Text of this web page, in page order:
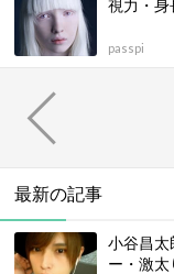
視力・身
passpi
最新の記事
小谷昌太
ー・激